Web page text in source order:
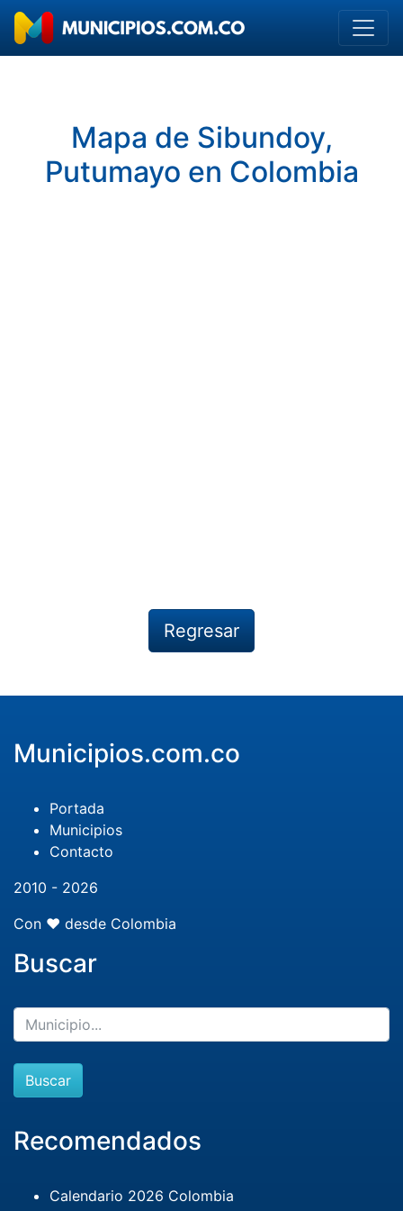
Mapa de Sibundoy,
Putumayo en Colombia
Regresar
Municipios.com.co
Portada
Municipios
Contacto
2010 - 2026
Con ❤️ desde Colombia
Buscar
Buscar
Recomendados
Calendario 2026 Colombia